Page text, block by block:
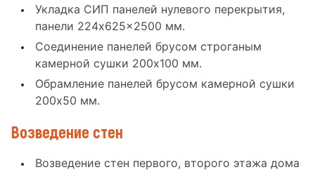
Укладка СИП панелей нулевого перекрытия,
панели 224x625x2500 мм.
Соединение панелей брусом строганым
камерной сушки 200x100 мм.
Обрамление панелей брусом камерной сушки
200x50 мм.
Возведение стен
Возведение стен первого, второго этажа дома